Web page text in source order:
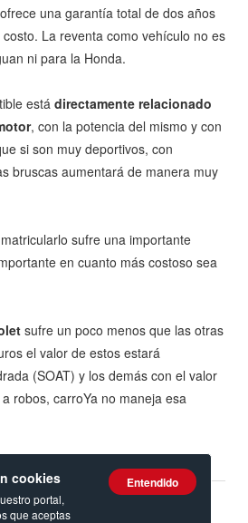
una garantía total de dos años
La reventa como vehículo no es
ni para la Honda.
está directamente relacionado
, con la potencia del mismo y con
si son muy deportivos, con
bruscas aumentará de manera muy
sufre una importante
en cuanto más costoso sea
sufre un poco menos que las otras
el valor de estos estará
(SOAT) y los demás con el valor
robos, carroYa no maneja esa
Asesor Mecánica de Vehículos
cookies
portal,
que aceptas
Entendido